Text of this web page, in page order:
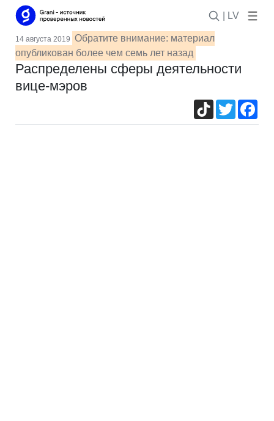
| LV
14 августа 2019 Обратите внимание: материал
опубликован более чем семь лет назад
Распределены сферы деятельности
вице-мэров
TikTokTwitter